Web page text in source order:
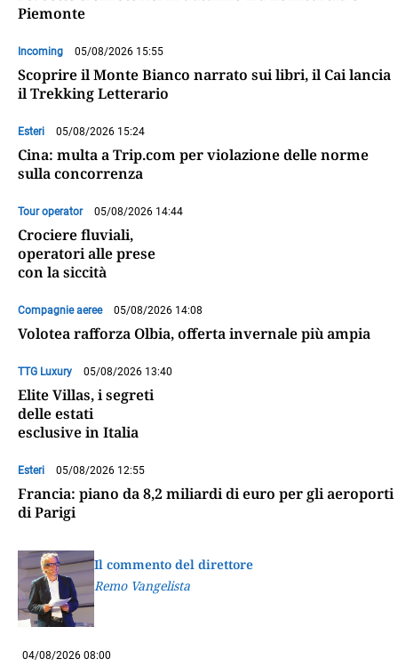
Piemonte
Incoming 05/08/2026 15:55
Scoprire il Monte Bianco narrato sui libri, il Cai lancia
il Trekking Letterario
Esteri 05/08/2026 15:24
Cina: multa a Trip.com per violazione delle norme
sulla concorrenza
Tour operator 05/08/2026 14:44
Crociere fluviali,
operatori alle prese
con la siccità
Compagnie aeree 05/08/2026 14:08
Volotea rafforza Olbia, offerta invernale più ampia
TTG Luxury 05/08/2026 13:40
Elite Villas, i segreti
delle estati
esclusive in Italia
Esteri 05/08/2026 12:55
Francia: piano da 8,2 miliardi di euro per gli aeroporti
di Parigi
Il commento del direttore
Remo Vangelista
04/08/2026 08:00